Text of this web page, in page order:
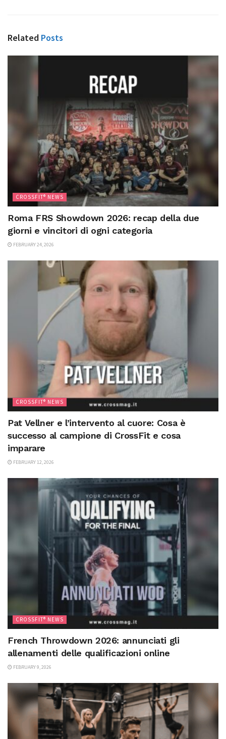
Related Posts
CROSSFIT® NEWS
Roma FRS Showdown 2026: recap della due
giorni e vincitori di ogni categoria
FEBRUARY 24, 2026
CROSSFIT® NEWS
Pat Vellner e l’intervento al cuore: Cosa è
successo al campione di CrossFit e cosa
imparare
FEBRUARY 12, 2026
CROSSFIT® NEWS
French Throwdown 2026: annunciati gli
allenamenti delle qualificazioni online
FEBRUARY 9, 2026